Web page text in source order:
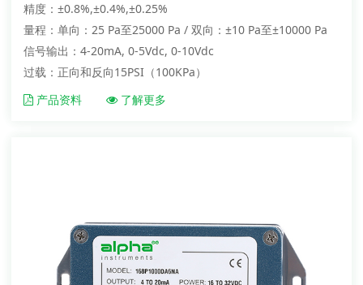
精度：±0.8%,±0.4%,±0.25%
量程：单向：25 Pa至25000 Pa / 双向：±10 Pa至±10000 Pa
信号输出：4-20mA, 0-5Vdc, 0-10Vdc
过载：正向和反向15PSI（100KPa）
产品资料
了解更多